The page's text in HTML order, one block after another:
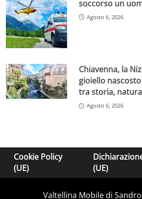
soccorso un
Agosto 6, 2026
Chiavenna, la
gioiello
tra storia,
Agosto 6, 2026
Cookie Policy
(UE)
(UE)
Valtellina Mobile di